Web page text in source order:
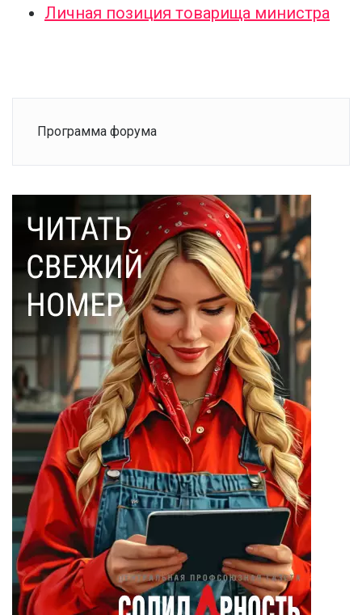
Личная позиция товарища министра
Программа форума